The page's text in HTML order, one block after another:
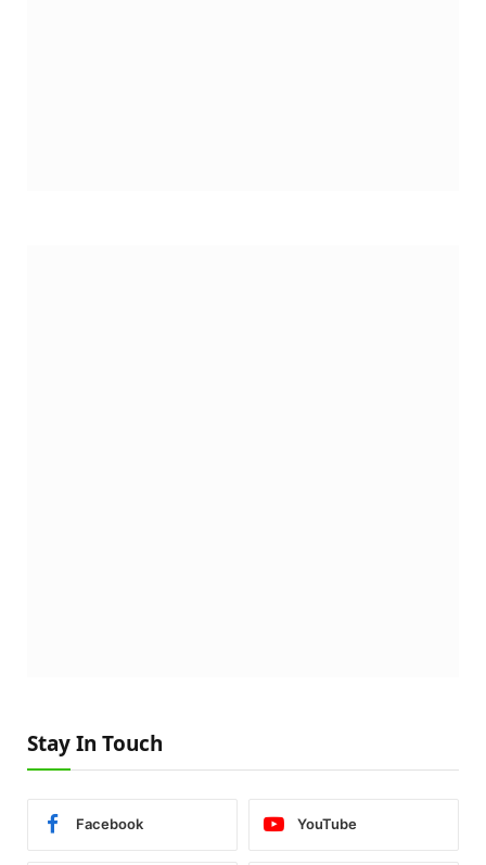
Stay In Touch
Facebook YouTube